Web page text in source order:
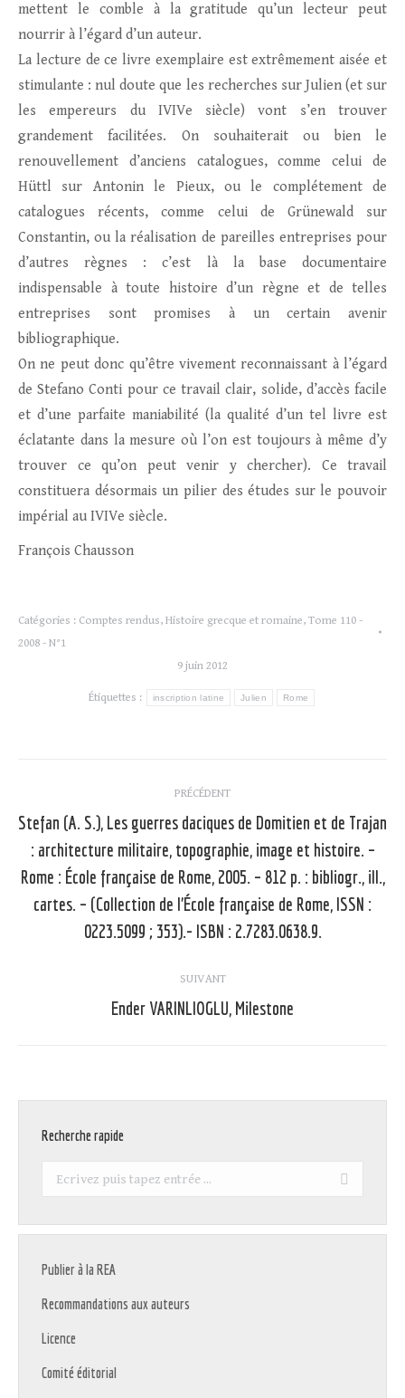
mettent le comble à la gratitude qu’un lecteur peut
nourrir à l’égard d’un auteur.
La lecture de ce livre exemplaire est extrêmement aisée et
stimulante : nul doute que les recherches sur Julien (et sur
les empereurs du IVIVe siècle) vont s’en trouver
grandement facilitées. On souhaiterait ou bien le
renouvellement d’anciens catalogues, comme celui de
Hüttl sur Antonin le Pieux, ou le complétement de
catalogues récents, comme celui de Grünewald sur
Constantin, ou la réalisation de pareilles entreprises pour
d’autres règnes : c’est là la base documentaire
indispensable à toute histoire d’un règne et de telles
entreprises sont promises à un certain avenir
bibliographique.
On ne peut donc qu’être vivement reconnaissant à l’égard
de Stefano Conti pour ce travail clair, solide, d’accès facile
et d’une parfaite maniabilité (la qualité d’un tel livre est
éclatante dans la mesure où l’on est toujours à même d’y
trouver ce qu’on peut venir y chercher). Ce travail
constituera désormais un pilier des études sur le pouvoir
impérial au IVIVe siècle.
François Chausson
Catégories : Comptes rendus, Histoire grecque et romaine, Tome 110 -
2008 - N°1
9 juin 2012
Étiquettes : inscription latine Julien Rome
article
PRÉCÉDENT
Article
précédent
:
Stefan (A. S.), Les guerres daciques de Domitien et de Trajan
: architecture militaire, topographie, image et histoire. –
Rome : École française de Rome, 2005. – 812 p. : bibliogr., ill.,
cartes. – (Collection de l’École française de Rome, ISSN :
0223.5099 ; 353).- ISBN : 2.7283.0638.9.
SUIVANT
Article
Ender VARINLIOGLU, Milestone
Recherche rapide
Recherche
Publier à la REA
Recommandations aux auteurs
Licence
Comité éditorial